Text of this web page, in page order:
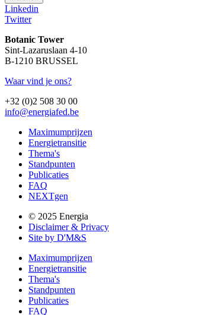
Linkedin
Twitter
Botanic Tower
Sint-Lazaruslaan 4-10
B-1210 BRUSSEL
Waar vind je ons?
+32 (0)2 508 30 00
info@energiafed.be
Maximumprijzen
Energietransitie
Thema's
Standpunten
Publicaties
FAQ
NEXTgen
© 2025 Energia
Disclaimer & Privacy
Site by D'M&S
Maximumprijzen
Energietransitie
Thema's
Standpunten
Publicaties
FAQ